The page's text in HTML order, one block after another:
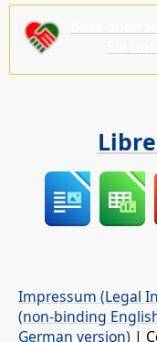
Impressum (Legal
(non-binding
German version) |